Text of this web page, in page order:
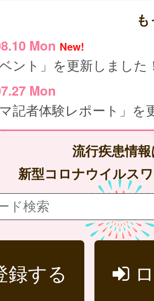
Mon New!
ベント」を更新しました
Mon
流行疾患情
新型コロナウイルス
する